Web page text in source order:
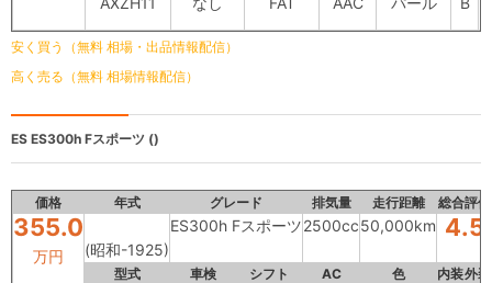
安く買う（無料 相場・出品情報配信）
高く売る（無料 相場情報配信）
ES ES300h Fスポーツ ()
価格 年式 グレード 排気量 走行距離 総合評価
355.0
万円 (昭和-1925)
ES300h Fスポーツ2500cc50,000km 4.5
型式 車検 シフト AC 色 内装外装